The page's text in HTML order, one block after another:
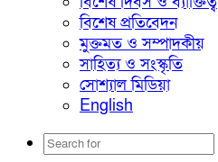
বিশেষ প্রতিবেদন
মুক্তমত ও সম্পাদকীয়
সাহিত্য ও সংস্কৃতি
সোশ্যাল মিডিয়া
English